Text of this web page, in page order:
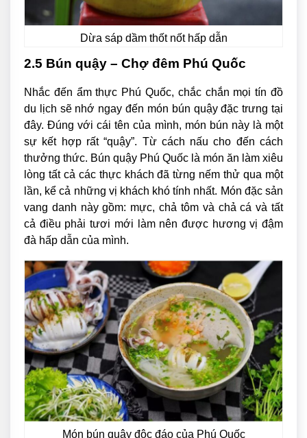
Dừa sáp dầm thốt nốt hấp dẫn
2.5 Bún quậy – Chợ đêm Phú Quốc
Nhắc đến ẩm thực Phú Quốc, chắc chắn mọi tín đồ
du lịch sẽ nhớ ngay đến món bún quậy đặc trưng tại
đây. Đúng với cái tên của mình, món bún này là một
sự kết hợp rất “quậy”. Từ cách nấu cho đến cách
thưởng thức. Bún quậy Phú Quốc là món ăn làm xiêu
lòng tất cả các thực khách đã từng nếm thử qua một
lần, kể cả những vị khách khó tính nhất. Món đặc sản
vang danh này gồm: mực, chả tôm và chả cá và tất
cả điều phải tươi mới làm nên được hương vị đậm
đà hấp dẫn của mình.
Món bún quậy độc đáo của Phú Quốc